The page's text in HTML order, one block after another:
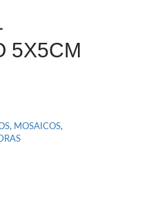
5X5CM
, MOSAICOS,